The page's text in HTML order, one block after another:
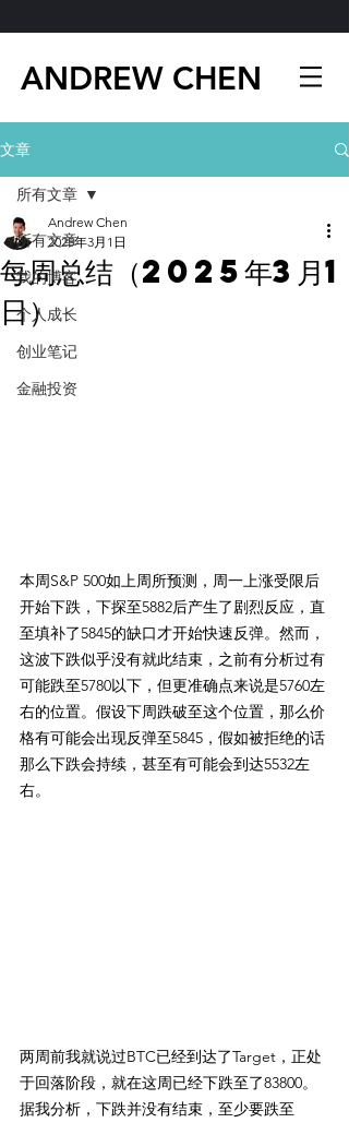
ANDREW CHEN
文章
所有文章
我的博客
个人成长
创业笔记
金融投资
所有文章
每周总结（2025年3月1
日）
Andrew Chen
2025年3月1日
本周S&P 500如上周所预测，周一上涨受限后
开始下跌，下探至5882后产生了剧烈反应，直
至填补了5845的缺口才开始快速反弹。然而，
这波下跌似乎没有就此结束，之前有分析过有
可能跌至5780以下，但更准确点来说是5760左
右的位置。假设下周跌破至这个位置，那么价
格有可能会出现反弹至5845，假如被拒绝的话
那么下跌会持续，甚至有可能会到达5532左
右。
两周前我就说过BTC已经到达了Target，正处
于回落阶段，就在这周已经下跌至了83800。
据我分析，下跌并没有结束，至少要跌至